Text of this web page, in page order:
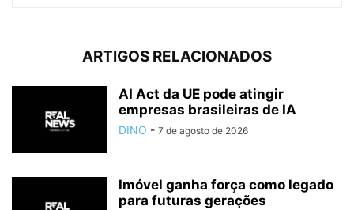
ARTIGOS RELACIONADOS
AI Act da UE pode atingir
empresas brasileiras de IA
DINO - 7 de agosto de 2026
Imóvel ganha força como legado
para futuras gerações